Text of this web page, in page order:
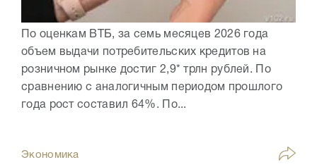
По оценкам ВТБ, за семь месяцев 2026 года
объем выдачи потребительских кредитов на
розничном рынке достиг 2,9* трлн рублей. По
сравнению с аналогичным периодом прошлого
года рост составил 64%. По...
Экономика